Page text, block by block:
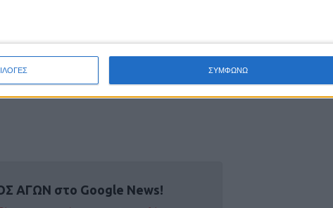
ΣΥΜΦΩΝΩ
καταστροφές που προκάλεσαν οι
να παρουσιάζεται με σαφήνεια
παράταξη της ΝΔ τη μόνη
ΑΓΩΝ στο Google News!